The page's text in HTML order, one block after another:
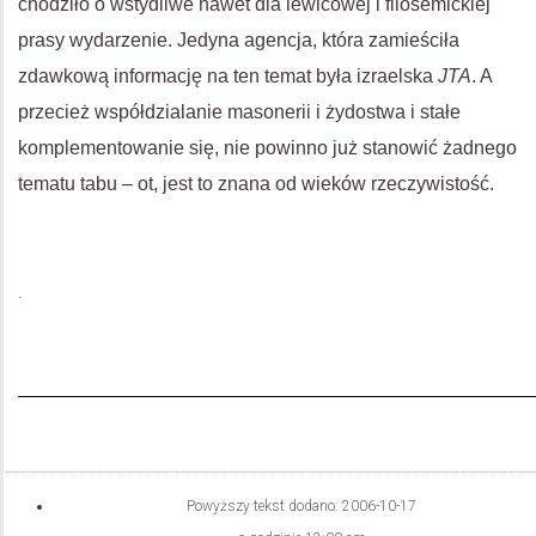
chodziło o wstydliwe nawet dla lewicowej i filosemickiej
prasy wydarzenie. Jedyna agencja, która zamieściła
zdawkową informację na ten temat była izraelska JTA. A
przecież współdzialanie masonerii i żydostwa i stałe
komplementowanie się, nie powinno już stanowić żadnego
tematu tabu – ot, jest to znana od wieków rzeczywistość.
Powyższy tekst dodano: 2006-10-17